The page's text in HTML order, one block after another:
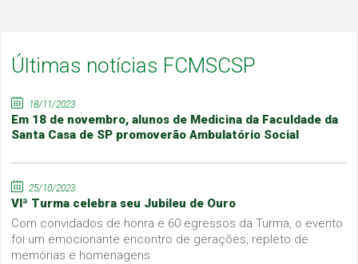
Últimas notícias FCMSCSP
18/11/2023
Em 18 de novembro, alunos de Medicina da Faculdade da
Santa Casa de SP promoverão Ambulatório Social
25/10/2023
VIª Turma celebra seu Jubileu de Ouro
Com convidados de honra e 60 egressos da Turma, o evento
foi um emocionante encontro de gerações, repleto de
memórias e homenagens